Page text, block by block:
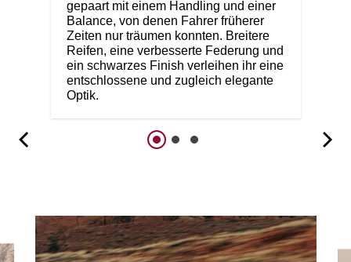
gepaart mit einem Handling und einer
Balance, von denen Fahrer früherer
Zeiten nur träumen konnten. Breitere
Reifen, eine verbesserte Federung und
ein schwarzes Finish verleihen ihr eine
entschlossene und zugleich elegante
Optik.